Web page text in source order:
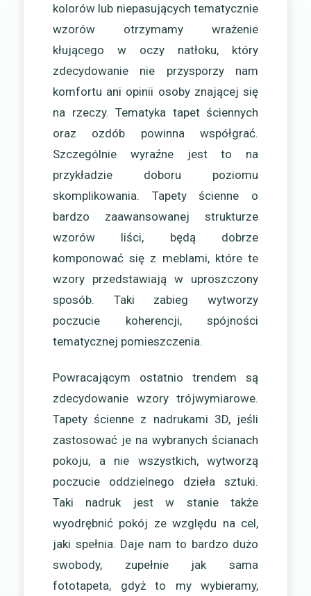
kolorów lub niepasujących tematycznie
wzorów otrzymamy wrażenie
kłującego w oczy natłoku, który
zdecydowanie nie przysporzy nam
komfortu ani opinii osoby znającej się
na rzeczy. Tematyka tapet ściennych
oraz ozdób powinna współgrać.
Szczególnie wyraźne jest to na
przykładzie doboru poziomu
skomplikowania. Tapety ścienne o
bardzo zaawansowanej strukturze
wzorów liści, będą dobrze
komponować się z meblami, które te
wzory przedstawiają w uproszczony
sposób. Taki zabieg wytworzy
poczucie koherencji, spójności
tematycznej pomieszczenia.
Powracającym ostatnio trendem są
zdecydowanie wzory trójwymiarowe.
Tapety ścienne z nadrukami 3D, jeśli
zastosować je na wybranych ścianach
pokoju, a nie wszystkich, wytworzą
poczucie oddzielnego dzieła sztuki.
Taki nadruk jest w stanie także
wyodrębnić pokój ze względu na cel,
jaki spełnia. Daje nam to bardzo dużo
swobody, zupełnie jak sama
fototapeta, gdyż to my wybieramy,